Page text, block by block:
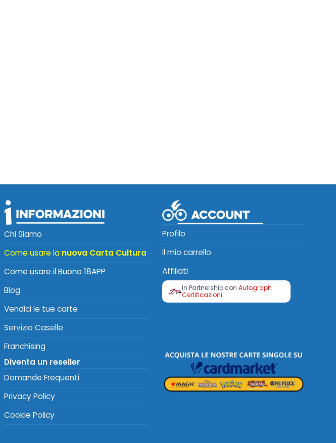
Chi Siamo
Come usare la nuova Carta Cultura
Come usare il Buono 18APP
Blog
Vendici le tue carte
Servizio Caselle
Franchising
Diventa un reseller
Domande Frequenti
Privacy Policy
Cookie Policy
Profilo
Il mio carrello
Affiliati
In Partnership con Autograph
Certificazioni